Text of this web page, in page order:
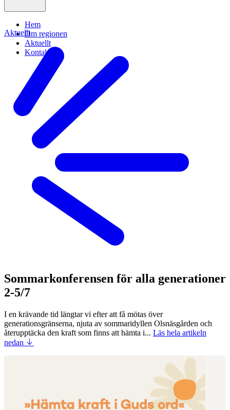
Hem
Om regionen
Aktuellt
Kontakt
Aktuellt
Sommarkonferensen för alla generationer
2-5/7
I en krävande tid längtar vi efter att få mötas över
generationsgränserna, njuta av sommaridyllen Olsnäsgården och
återupptäcka den kraft som finns att hämta i... Läs hela artikeln
nedan